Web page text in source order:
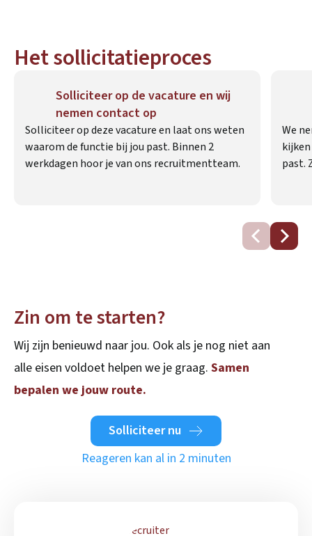
Het sollicitatieproces
Solliciteer op de vacature en wij
nemen contact op
Solliciteer op deze vacature en laat ons weten
waarom de functie bij jou past. Binnen 2
werkdagen hoor je van ons recruitmentteam.
We
past.
Zin om te starten?
Wij zijn benieuwd naar jou. Ook als je nog niet aan
alle eisen voldoet helpen we je graag. Samen
bepalen we jouw route.
Solliciteer nu
Reageren kan al in 2 minuten